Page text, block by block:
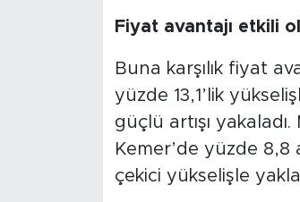
Fiyat avantajı etkili
Buna karşılık fiyat
yüzde 13,1’lik
güçlü artışı
Kemer’de yüzde 8,8
çekici yükselişle